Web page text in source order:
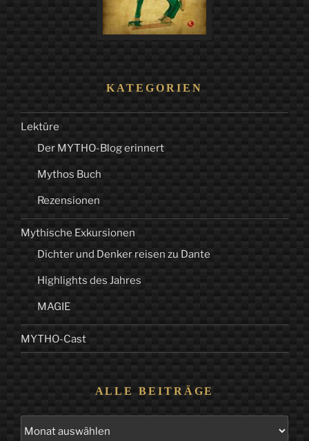
KATEGORIEN
Lektüre
Der MYTHO-Blog erinnert
Mythos Buch
Rezensionen
Mythische Exkursionen
Dichter und Denker reisen zu Dante
Highlights des Jahres
MAGIE
MYTHO-Cast
ALLE BEITRÄGE